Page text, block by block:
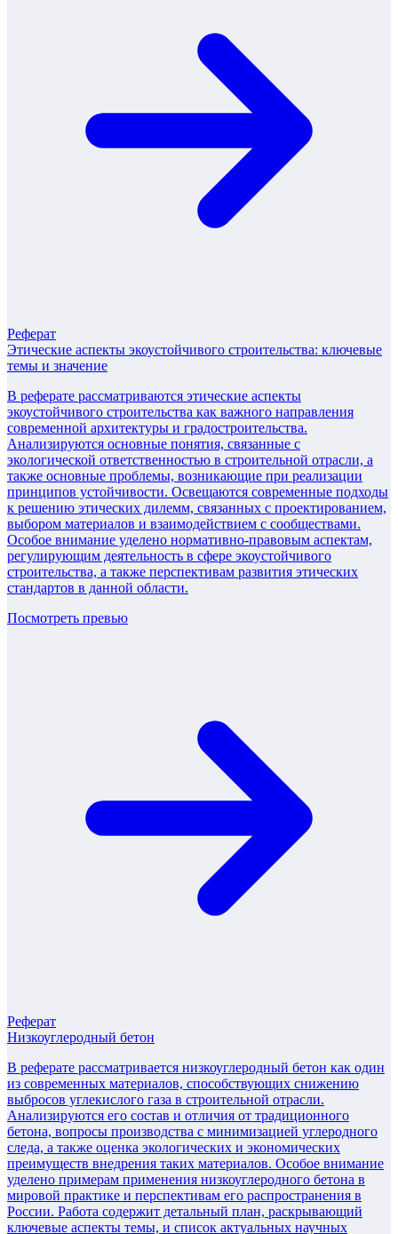
Реферат
Этические аспекты экоустойчивого строительства: ключевые
темы и значение
В реферате рассматриваются этические аспекты
экоустойчивого строительства как важного направления
современной архитектуры и градостроительства.
Анализируются основные понятия, связанные с
экологической ответственностью в строительной отрасли, а
также основные проблемы, возникающие при реализации
принципов устойчивости. Освещаются современные подходы
к решению этических дилемм, связанных с проектированием,
выбором материалов и взаимодействием с сообществами.
Особое внимание уделено нормативно-правовым аспектам,
регулирующим деятельность в сфере экоустойчивого
строительства, а также перспективам развития этических
стандартов в данной области.
Посмотреть превью
Реферат
Низкоуглеродный бетон
В реферате рассматривается низкоуглеродный бетон как один
из современных материалов, способствующих снижению
выбросов углекислого газа в строительной отрасли.
Анализируются его состав и отличия от традиционного
бетона, вопросы производства с минимизацией углеродного
следа, а также оценка экологических и экономических
преимуществ внедрения таких материалов. Особое внимание
уделено примерам применения низкоуглеродного бетона в
мировой практике и перспективам его распространения в
России. Работа содержит детальный план, раскрывающий
ключевые аспекты темы, и список актуальных научных